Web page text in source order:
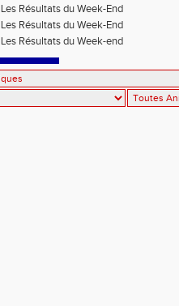
Les Résultats du Week-End
Les Résultats du Week-End
Les Résultats du Week-end